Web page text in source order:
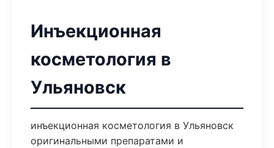
Инъекционная
косметология в
Ульяновск
инъекционная косметология в Ульяновск
оригинальными препаратами и